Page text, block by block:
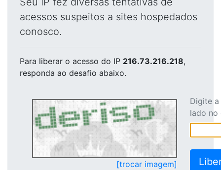
acessos suspeitos a sites hospedados
conosco.
Para liberar o acesso do IP 216.73.216.218,
responda ao desafio abaixo.
[trocar imagem]
Digite
lado no